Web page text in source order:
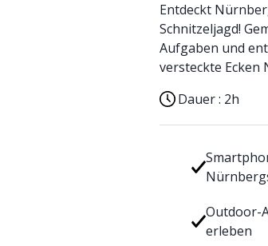
Entdeckt
Schnitzeljagd!
Aufgaben und
versteckte Ecken
Dauer : 2h
Outdoor-
erleben